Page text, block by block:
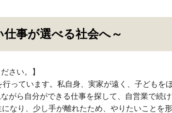
事が選べる社会へ～
さい。】
っています。私自身、実家が遠く、子どもを
がら自分ができる仕事を探して、自営業で続け
なり、少し手が離れたため、やりたいことを